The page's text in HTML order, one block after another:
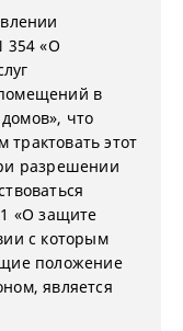
354 «О
в
что
этот
разрешении
«О защите
с которым
положение
является